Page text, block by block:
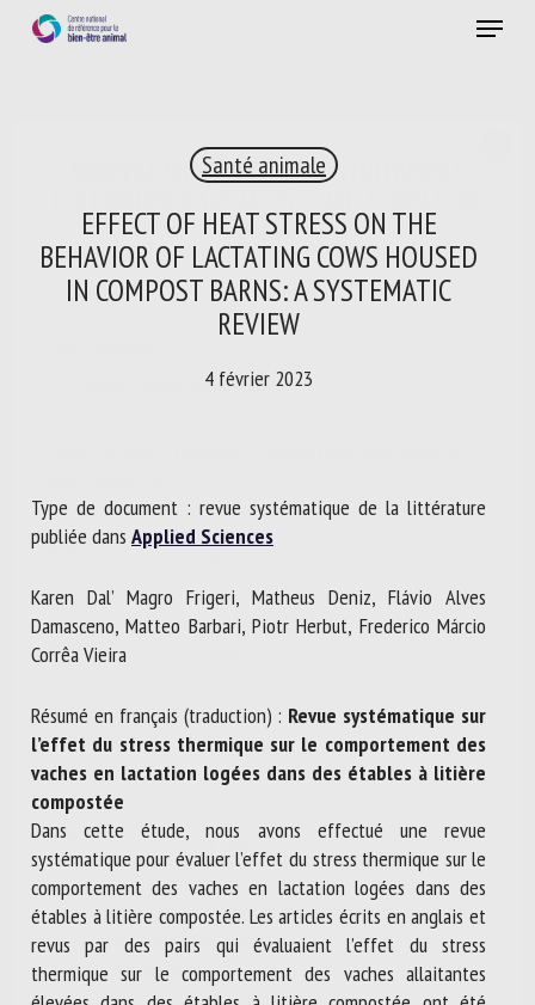
Menu
Santé animale
EFFECT OF HEAT STRESS ON THE
BEHAVIOR OF LACTATING COWS HOUSED
IN COMPOST BARNS: A SYSTEMATIC
REVIEW
4 février 2023
Type de document : revue systématique de la littérature
publiée dans Applied Sciences
Karen Dal’ Magro Frigeri, Matheus Deniz, Flávio Alves
Damasceno, Matteo Barbari, Piotr Herbut, Frederico Márcio
Corrêa Vieira
Résumé en français (traduction) : Revue systématique sur
l’effet du stress thermique sur le comportement des
vaches en lactation logées dans des étables à litière
compostée
Dans cette étude, nous avons effectué une revue
systématique pour évaluer l’effet du stress thermique sur le
comportement des vaches en lactation logées dans des
étables à litière compostée. Les articles écrits en anglais et
revus par des pairs qui évaluaient l’effet du stress
thermique sur le comportement des vaches allaitantes
RECEVEZ CHAQUE MOIS GRATUITEMENT
ANIMAL
Nom *
Prénom *
Organisme *
E-mail *
En soumettant ce formulaire, j'accepte que les
informations saisies soient utilisées dans le cadre de la
relation avec le CNR BEA. *